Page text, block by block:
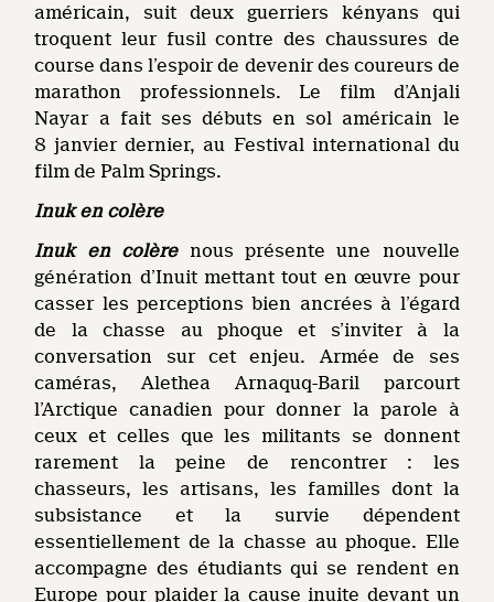
américain, suit deux guerriers kényans qui
troquent leur fusil contre des chaussures de
course dans l’espoir de devenir des coureurs de
marathon professionnels. Le film d’Anjali
Nayar a fait ses débuts en sol américain le
8 janvier dernier, au Festival international du
film de Palm Springs.
Inuk en colère
Inuk
en colère nous présente une nouvelle
génération d’Inuit mettant tout en œuvre pour
casser les perceptions bien ancrées à l’égard
de la chasse au phoque et s’inviter à la
conversation sur cet enjeu. Armée de ses
caméras, Alethea Arnaquq-Baril parcourt
l’Arctique canadien pour donner la parole à
ceux et celles que les militants se donnent
rarement la peine de rencontrer : les
chasseurs, les artisans, les familles dont la
subsistance et la survie dépendent
essentiellement de la chasse au phoque. Elle
accompagne des étudiants qui se rendent en
Europe pour plaider la cause inuite devant un